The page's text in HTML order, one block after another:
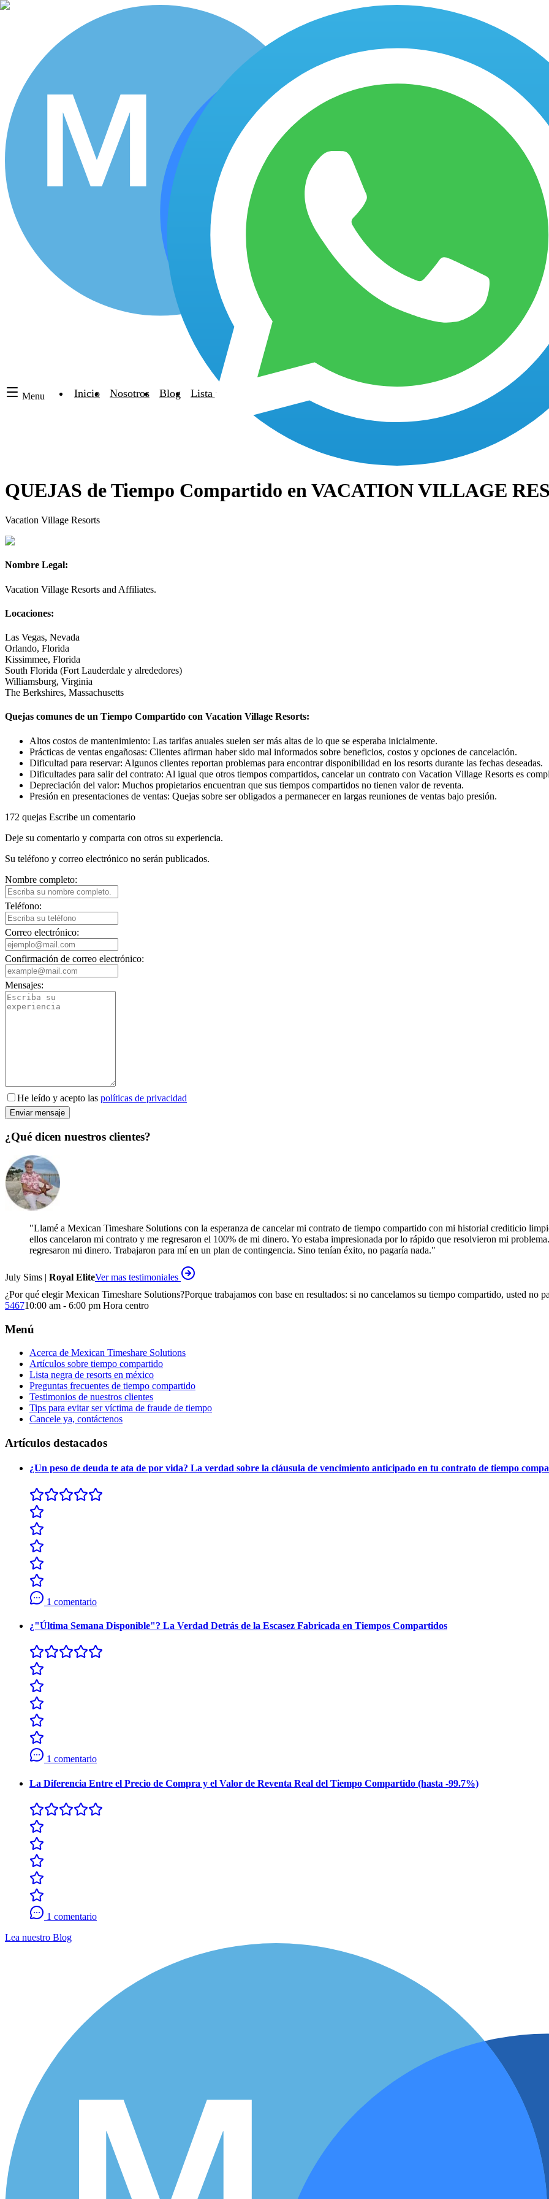
Menu Inicio Nosotros Blog Lista negra de hoteles
QUEJAS de Tiempo Compartido en VACATION VILLAGE
Vacation Village Resorts
Nombre Legal:
Vacation Village Resorts and Affiliates.
Locaciones:
Las Vegas, Nevada
Orlando, Florida
Kissimmee, Florida
South Florida (Fort Lauderdale y alrededores)
Williamsburg, Virginia
The Berkshires, Massachusetts
Quejas comunes de un Tiempo Compartido con Vacation Village Resorts:
Altos costos de mantenimiento: Las tarifas anuales suelen ser más altas de lo que se esperaba inicialmente.
Prácticas de ventas engañosas: Clientes afirman haber sido mal informados sobre beneficios, costos y opciones de cancelación.
Dificultad para reservar: Algunos clientes reportan problemas para encontrar disponibilidad en los resorts durante las fechas deseadas.
Dificultades para salir del contrato: Al igual que otros tiempos compartidos, cancelar un contrato con Vacation Village Resorts es
Depreciación del valor: Muchos propietarios encuentran que sus tiempos compartidos no tienen valor de reventa.
Presión en presentaciones de ventas: Quejas sobre ser obligados a permanecer en largas reuniones de ventas bajo presión.
172 quejas Escribe un comentario
Deje su comentario y comparta con otros su experiencia.
Su teléfono y correo electrónico no serán publicados.
Nombre completo:
Teléfono:
Correo electrónico:
Confirmación de correo electrónico:
Mensajes:
He leído y acepto las políticas de privacidad
Enviar mensaje
¿Qué dicen nuestros clientes?
"Llamé a Mexican Timeshare Solutions con la esperanza de cancelar mi contrato de tiempo compartido con mi historial crediticio
ellos cancelaron mi contrato y me regresaron el 100% de mi dinero. Yo estaba impresionada por lo rápido que resolvieron mi
regresaron mi dinero. Trabajaron para mí en un plan de contingencia. Sino tenían éxito, no pagaría nada."
July Sims | Royal EliteVer mas testimoniales
¿Por qué elegir Mexican Timeshare Solutions?Porque trabajamos con base en resultados: si no cancelamos su tiempo compartido, usted no
546710:00 am - 6:00 pm Hora centro
Menú
Acerca de Mexican Timeshare Solutions
Artículos sobre tiempo compartido
Lista negra de resorts en méxico
Preguntas frecuentes de tiempo compartido
Testimonios de nuestros clientes
Tips para evitar ser víctima de fraude de tiempo
Cancele ya, contáctenos
Artículos destacados
¿Un peso de deuda te ata de por vida? La verdad sobre la cláusula de vencimiento anticipado en tu contrato de tiempo
1 comentario
¿"Última Semana Disponible"? La Verdad Detrás de la Escasez Fabricada en Tiempos Compartidos
1 comentario
La Diferencia Entre el Precio de Compra y el Valor de Reventa Real del Tiempo Compartido (hasta -99.7%)
1 comentario
Lea nuestro Blog